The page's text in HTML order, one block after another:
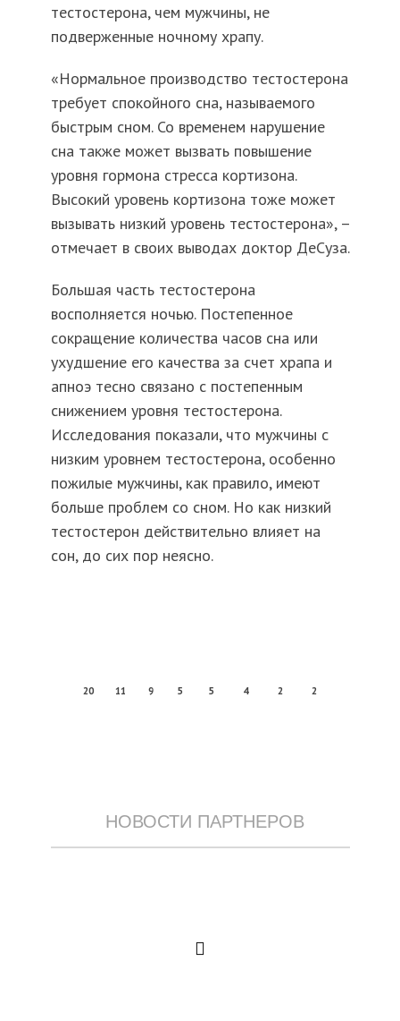
тестостерона, чем мужчины, не
подверженные ночному храпу.
«Нормальное производство тестостерона
требует спокойного сна, называемого
быстрым сном. Со временем нарушение
сна также может вызвать повышение
уровня гормона стресса кортизона.
Высокий уровень кортизона тоже может
вызывать низкий уровень тестостерона», –
отмечает в своих выводах доктор ДеСуза.
Большая часть тестостерона
восполняется ночью. Постепенное
сокращение количества часов сна или
ухудшение его качества за счет храпа и
апноэ тесно связано с постепенным
снижением уровня тестостерона.
Исследования показали, что мужчины с
низким уровнем тестостерона, особенно
пожилые мужчины, как правило, имеют
больше проблем со сном. Но как низкий
тестостерон действительно влияет на
сон, до сих пор неясно.
20 11 9 5 5 4 2 2
НОВОСТИ ПАРТНЕРОВ